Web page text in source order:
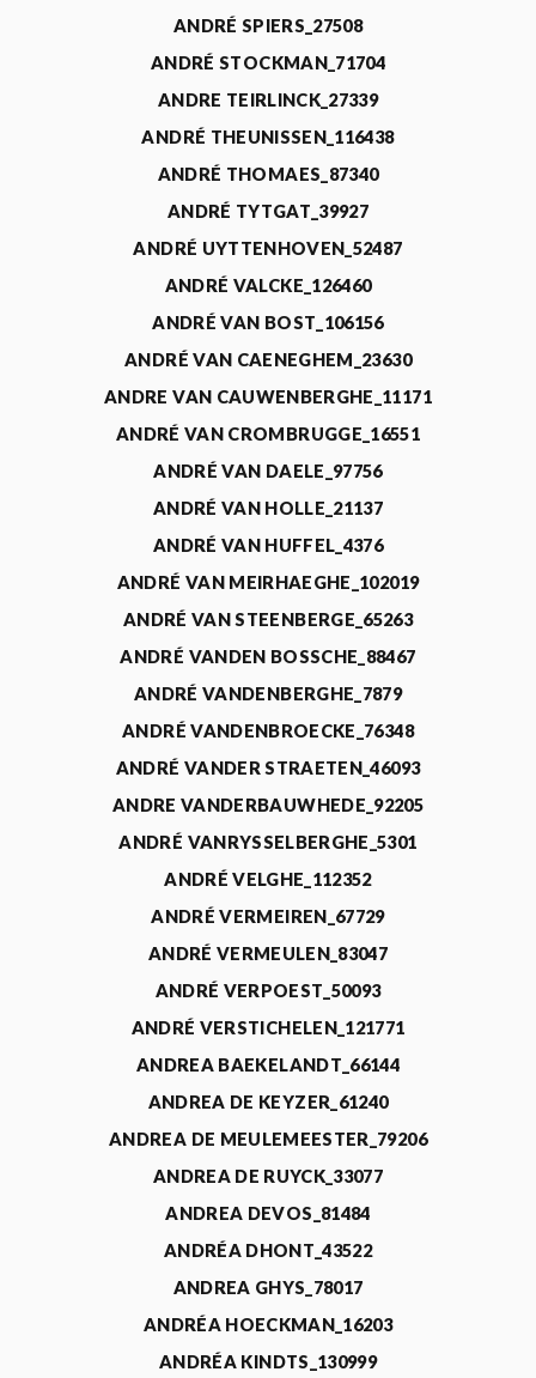
ANDRÉ SPIERS_27508
ANDRÉ STOCKMAN_71704
ANDRE TEIRLINCK_27339
ANDRÉ THEUNISSEN_116438
ANDRÉ THOMAES_87340
ANDRÉ TYTGAT_39927
ANDRÉ UYTTENHOVEN_52487
ANDRÉ VALCKE_126460
ANDRÉ VAN BOST_106156
ANDRÉ VAN CAENEGHEM_23630
ANDRE VAN CAUWENBERGHE_11171
ANDRÉ VAN CROMBRUGGE_16551
ANDRÉ VAN DAELE_97756
ANDRÉ VAN HOLLE_21137
ANDRÉ VAN HUFFEL_4376
ANDRÉ VAN MEIRHAEGHE_102019
ANDRÉ VAN STEENBERGE_65263
ANDRÉ VANDEN BOSSCHE_88467
ANDRÉ VANDENBERGHE_7879
ANDRÉ VANDENBROECKE_76348
ANDRÉ VANDER STRAETEN_46093
ANDRE VANDERBAUWHEDE_92205
ANDRÉ VANRYSSELBERGHE_5301
ANDRÉ VELGHE_112352
ANDRÉ VERMEIREN_67729
ANDRÉ VERMEULEN_83047
ANDRÉ VERPOEST_50093
ANDRÉ VERSTICHELEN_121771
ANDREA BAEKELANDT_66144
ANDREA DE KEYZER_61240
ANDREA DE MEULEMEESTER_79206
ANDREA DE RUYCK_33077
ANDREA DEVOS_81484
ANDRÉA DHONT_43522
ANDREA GHYS_78017
ANDRÉA HOECKMAN_16203
ANDRÉA KINDTS_130999